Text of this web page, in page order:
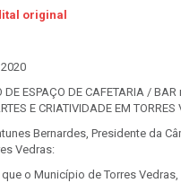
original
DE ESPAÇO DE CAFETARIA /
E CRIATIVIDADE EM TORRES
Bernardes, Presidente da
Vedras:
que o Município de Torres Vedras,